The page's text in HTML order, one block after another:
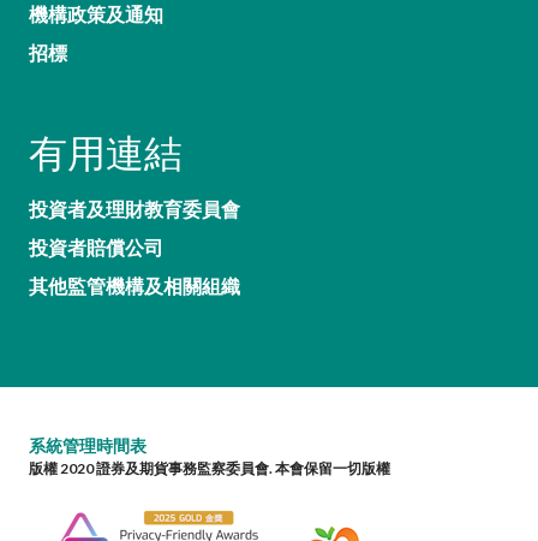
機構政策及通知
招標
有用連結
投資者及理財教育委員會
投資者賠償公司
其他監管機構及相關組織
系統管理時間表
版權 2020 證券及期貨事務監察委員會. 本會保留一切版權